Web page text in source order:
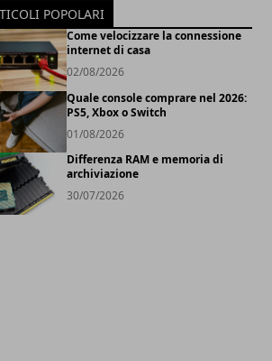
POPOLARI
Come velocizzare la connessione
internet di casa
02/08/2026
Quale console comprare nel 2026:
PS5, Xbox o Switch
01/08/2026
Differenza RAM e memoria di
archiviazione
30/07/2026